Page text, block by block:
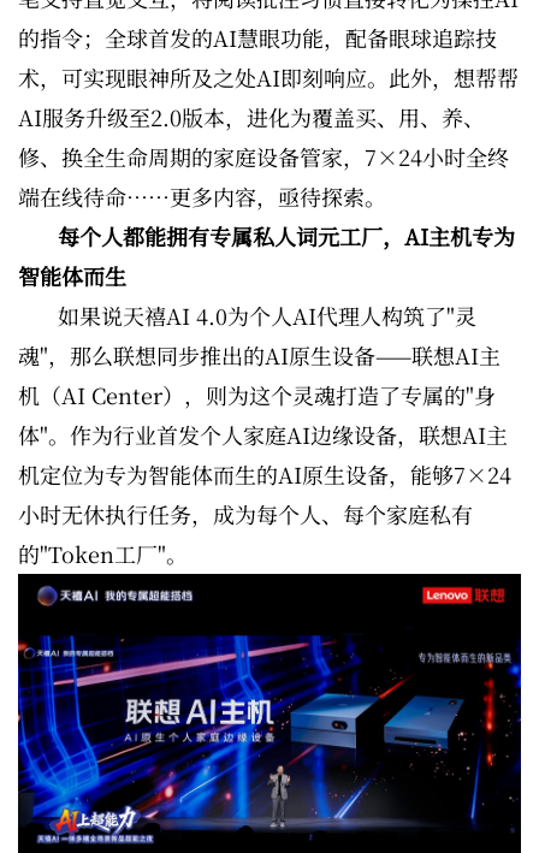
的指令；全球首发的AI慧眼功能，配备眼球追踪技
术，可实现眼神所及之处AI即刻响应。此外，想帮帮
AI服务升级至2.0版本，进化为覆盖买、用、养、
修、换全生命周期的家庭设备管家，7×24小时全终
端在线待命……更多内容，亟待探索。
每个人都能拥有专属私人词元工厂，AI主机专为
智能体而生
如果说天禧AI 4.0为个人AI代理人构筑了"灵
魂"，那么联想同步推出的AI原生设备——联想AI主
机（AI Center），则为这个灵魂打造了专属的"身
体"。作为行业首发个人家庭AI边缘设备，联想AI主
机定位为专为智能体而生的AI原生设备，能够7×24
小时无休执行任务，成为每个人、每个家庭私有
的"Token工厂"。